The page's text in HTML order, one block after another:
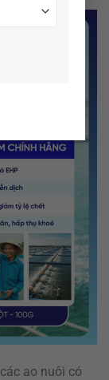
ao nuôi có